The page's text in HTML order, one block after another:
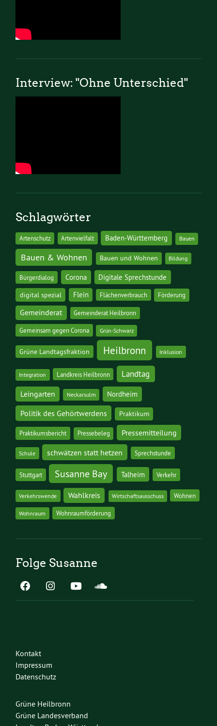
Interview: "Ohne Unterschied"
Schlagwörter
Artenschutz Artenvielfalt Baden-Württemberg Bauen
Bauen & Wohnen Bauen und Wohnen Bildung
Bürgerdialog Corona Digitale Sprechstunde
digital spezial Flein Flächenverbrauch Förderung
Gemeinderat Gemeinderat Heilbronn
Gemeinsam gegen Corona Grün-Schwarz
Grüne Landtagsfraktion Heilbronn Inklusion
Integration Landkreis Heilbronn Landtag
Leingarten Neckarsulm Nordheim
Politik des Gehörtwerdens Praktikum
Praktikumsbericht Pressebeleg Pressemitteilung
Schule schwätzen statt hetzen Sprechstunde
Stuttgart Susanne Bay Talheim Verkehr
Verkehrswende Wahlkreis Wirtschaftsausschuss Wohnen
Wohnraum Wohnraumförderung
Folge Susanne
Kontakt
Impressum
Datenschutz
Grüne Heilbronn
Grüne Landesverband